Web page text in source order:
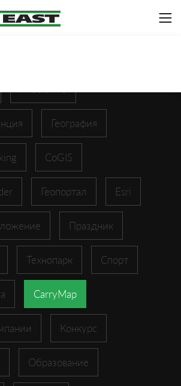
География
CoGIS
Геопортал Esri
Праздник
Технопарк Спорт
CarryMap
Конкурс
Образование